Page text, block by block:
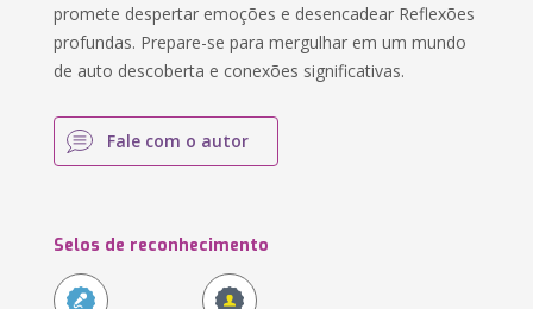
promete despertar emoções e desencadear Reflexões
profundas. Prepare-se para mergulhar em um mundo
de auto descoberta e conexões significativas.
Fale com o autor
Selos de reconhecimento